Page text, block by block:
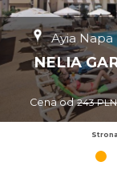
Ayia Napa
NELIA
Cena od 243